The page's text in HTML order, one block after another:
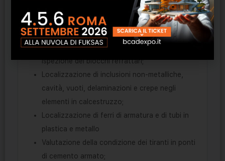
Ispezione di strutture in calcestruzzo, in
marmo e in cemento armato ai fini della
valutazione della consistenza del materiale;
Ispezione dei blocchi refrattari;
Localizzazione di inclusioni non-metalliche,
cavità, vuoti, delaminazioni e crepe negli
elementi in calcestruzzo;
Localizzazione di ferri di armatura e di tubi in
plastica e metallo
Valutazione della condizione dei tiranti in ponti
di cemento armato;